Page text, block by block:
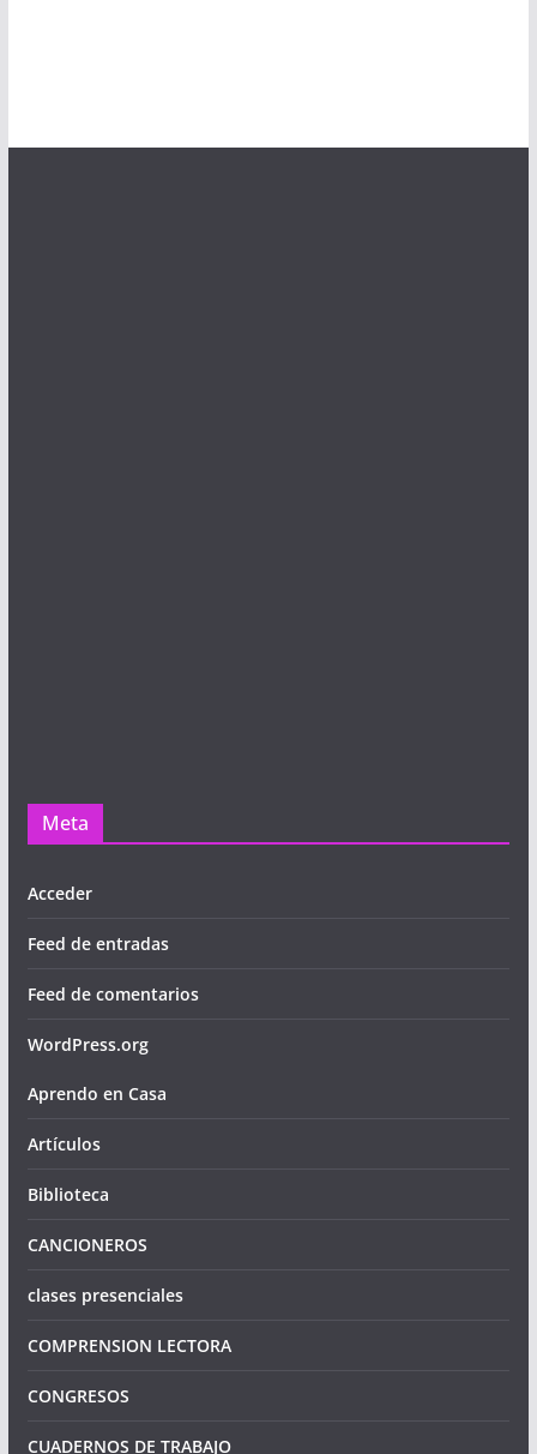
Meta
Acceder
Feed de entradas
Feed de comentarios
WordPress.org
Aprendo en Casa
Artículos
Biblioteca
CANCIONEROS
clases presenciales
COMPRENSION LECTORA
CONGRESOS
CUADERNOS DE TRABAJO